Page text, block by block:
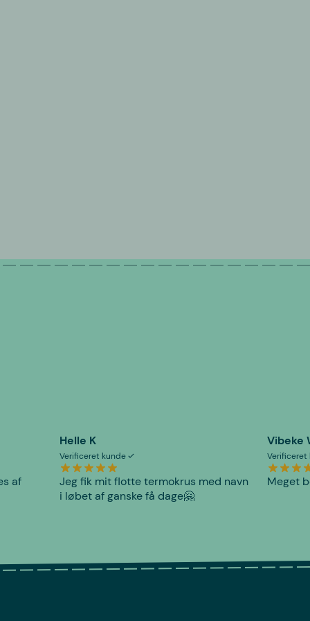
af
Helle K
Verificeret kunde
Jeg fik mit flotte termokrus med navn
i løbet af ganske få dage🤗
Vibeke
Meget